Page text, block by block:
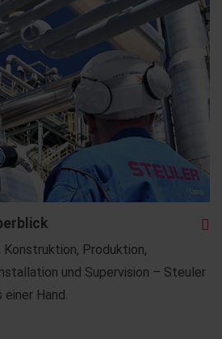
Konstruktion, Produktion,
und Supervision – Steuler
Hand.